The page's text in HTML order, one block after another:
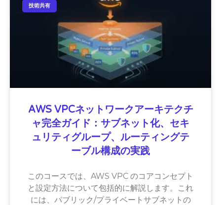
技術共有
AWS VPCネットワークアーキテクチ
ャ完全ガイド：サブネット化、セキ
ュリティグループ、ルーティングテ
ーブル構成の実践
このコースでは、AWS VPC のコアコンセプト
と設定方法について包括的に解説します。これ
には、パブリック/プライベートサブネットの